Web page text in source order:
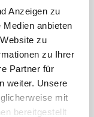
Anzeigen zu
anbieten
zu
zu Ihrer
Partner für
weiter. Unsere
mit
bereitgestellt
10 % sur les
des trajets
↔
↔ Arbatax et
Non
offres et non
sont